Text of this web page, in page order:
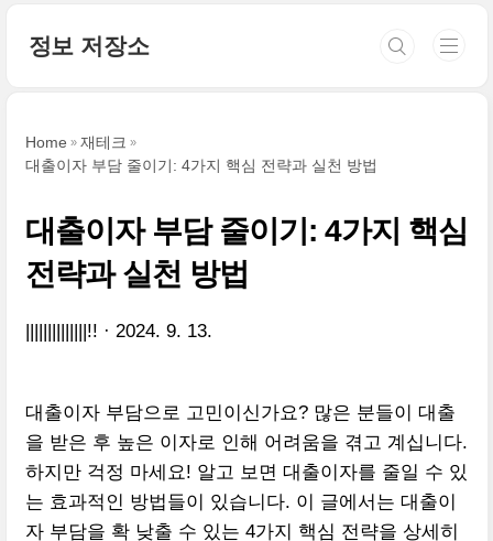
정보 저장소
Home
재테크
대출이자 부담 줄이기: 4가지 핵심 전략과 실천 방법
대출이자 부담 줄이기: 4가지 핵심
전략과 실천 방법
||||||||||||||!! 2024. 9. 13.
대출이자 부담으로 고민이신가요? 많은 분들이 대출
을 받은 후 높은 이자로 인해 어려움을 겪고 계십니다.
하지만 걱정 마세요! 알고 보면 대출이자를 줄일 수 있
는 효과적인 방법들이 있습니다. 이 글에서는 대출이
자 부담을 확 낮출 수 있는 4가지 핵심 전략을 상세히